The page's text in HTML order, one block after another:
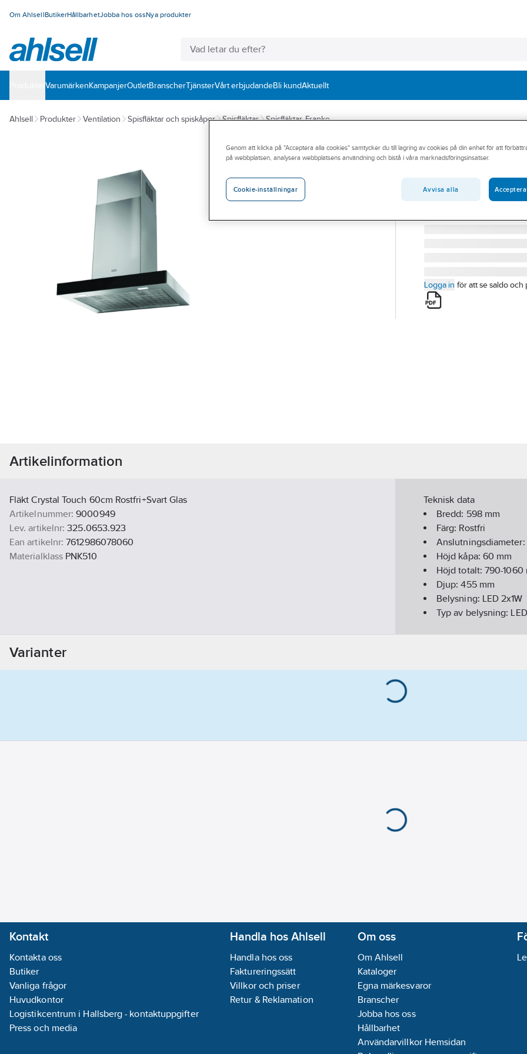
Om AhlsellButikerHållbarhetJobba hos ossNya produkter
VarumärkenKampanjerOutletBranscherTjänsterVårt erbjudandeBli kundAktuellt
Ahlsell Produkter Ventilation Spisfläktar och spiskåpor Spisfläktar Spisfläktar, Franke
FRANKE
Spisfläkt
SPISFLÄKT CRYSTAL
Artikelnummer:
9000949
325.0653.923
Logga in för att se saldo och
Artikelinformation
Fläkt Crystal Touch 60cm Rostfri+Svart Glas
Artikelnummer: 9000949
Lev. artikelnr: 325.0653.923
Ean artikelnr: 7612986078060
Materialklass PNK510
Teknisk data
Bredd: 598mm
Färg: Rostfri
Anslutningsdiameter:
Höjd kåpa: 60 mm
Höjd totalt:790-1060
Djup:455mm
Belysning: LED 2x1W
Typ av belysning: LED
Max luftflöde:208l/s
Typ av omkopplare/
Varianter
Kontakt
Kontakta oss
Butiker
Vanliga frågor
Huvudkontor
Logistikcentrum i Hallsberg - kontaktuppgifter
Press och media
Handla hos Ahlsell
Handla hos oss
Faktureringssätt
Villkor och priser
Retur & Reklamation
Om oss
Om Ahlsell
Kataloger
Egna märkesvaror
Branscher
Jobba hos oss
Hållbarhet
Användarvillkor Hemsidan
Genom att klicka på "Acceptera alla cookies" samtycker du till lagring av cookies på din enhet för att
på webbplatsen, analysera webbplatsens användning och bistå i våra marknadsföringsinsatser.
Cookie-inställningar Avvisa alla